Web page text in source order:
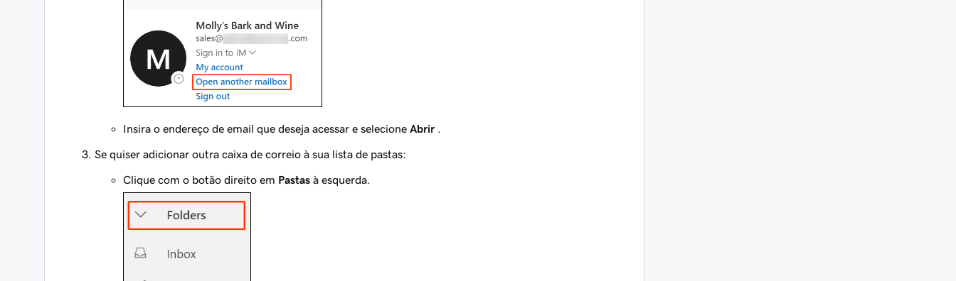
Insira o endereço de email que deseja acessar e selecione Abrir
Se quiser adicionar outra caixa de correio à sua lista de pastas:
Clique com o botão direito em Pastas à esquerda.